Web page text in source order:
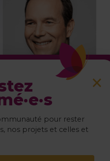
général par
Canada
×
pour rester
nos projets et celles et